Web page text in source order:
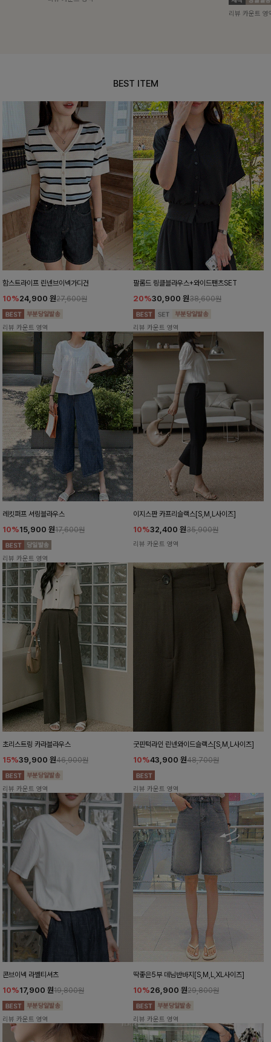
리뷰 카운트 영
BEST ITEM
함스트라이프 린넨브이넥가디건
10%24,900 원27,600원
리뷰 카운트 영역
팔롬드 링클블라우스+와이드팬츠SET
20%30,900 원38,600원
리뷰 카운트 영역
레킷퍼프 셔링블라우스
10%15,900 원17,600원
리뷰 카운트 영역
이지스판 카프리슬랙스[S,M,L사이즈]
10%32,400 원35,900원
리뷰 카운트 영역
초리스트링 카라블라우스
15%39,900 원46,900원
리뷰 카운트 영역
굿핀턱라인 린넨와이드슬랙스[S,M,L사이즈]
10%43,900 원48,700원
리뷰 카운트 영역
콘브이넥 라벨티셔츠
10%17,900 원19,800원
리뷰 카운트 영역
딱좋은5부 데님반바지[S,M,L,XL사이즈]
10%26,900 원29,800원
리뷰 카운트 영역